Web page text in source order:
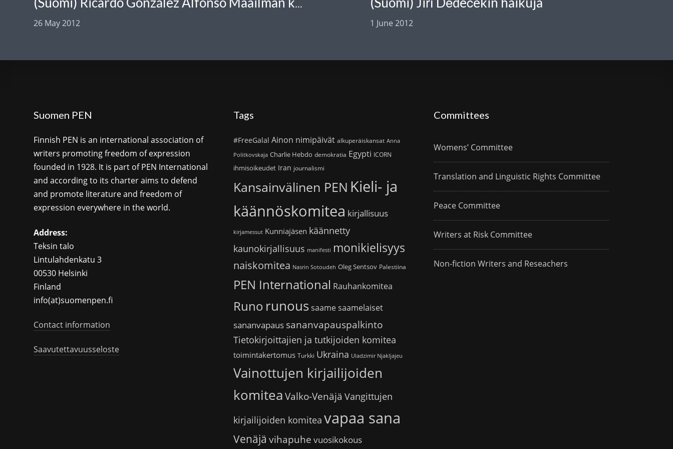
(Suomi) Ricardo González Alfonso Maailman kirjat -festivaaleilla
26 May 2012 1 June 2012
Suomen PEN
Finnish PEN is an international association of
writers promoting freedom of expression
founded in 1928. It is part of PEN International
and according to its charter aims to defend
and promote literature and freedom of
expression everywhere in the world.
Address:
Teksin talo
Lintulahdenkatu 3
00530 Helsinki
Finland
info(at)suomenpen.fi
Contact information
Saavutettavuusseloste
Tags
#FreeGalal Ainon nimipäivät alkuperäiskansat Anna
Politkovskaja Charlie Hebdo demokratia Egypti ICORN
ihmisoikeudet Iran journalismi
Kansainvälinen PEN Kieli- ja
käännöskomitea kirjallisuus
kirjamessut Kunniajäsen käännetty
kaunokirjallisuus manifesti monikielisyys
naiskomitea Nasrin Sotoudeh Oleg Sentsov Palestiina
PEN International Rauhankomitea
Runo runoussaamesaamelaiset
sananvapaus sananvapauspalkinto
Tietokirjoittajien ja tutkijoiden komitea
toimintakertomus Turkki Ukraina Uladzimir Njakljajeu
Vainottujen kirjailijoiden
komitea Valko-Venäjä Vangittujen
kirjailijoiden komitea vapaa sana
Venäjä vihapuhe vuosikokous
Committees
Womens’ Committee
Translation and Linguistic Rights Committee
Peace Committee
Writers at Risk Committee
Non-fiction Writers and Reseachers